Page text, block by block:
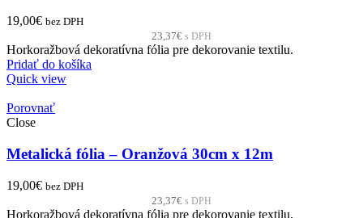
19,00€ bez DPH
23,37€ s DPH
Horkoražbová dekoratívna fólia pre dekorovanie textilu.
Pridať do košíka
Quick view
Porovnať
Close
Metalická fólia – Oranžová 30cm x 12m
19,00€ bez DPH
23,37€ s DPH
Horkoražbová dekoratívna fólia pre dekorovanie textilu.